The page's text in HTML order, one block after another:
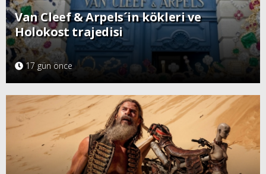
Van Cleef & Arpels´in kökleri ve
Holokost trajedisi
17 gün önce